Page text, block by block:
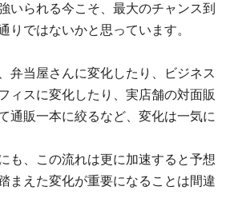
いられる今こそ、最大のチャンス到
りではないかと思っています。
弁当屋さんに変化したり、ビジネス
ィスに変化したり、実店舗の対面販
通販一本に絞るなど、変化は一気に
も、この流れは更に加速すると予想
まえた変化が重要になることは間違